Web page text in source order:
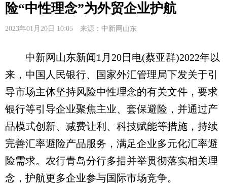
险“中性理念”为外贸企业护航
2023年01月20日 10:05 来源：中新网山东
中新网山东新闻1月20日电(蔡亚群)2022年以
来，中国人民银行、国家外汇管理局下发关于引
导市场主体坚持风险中性理念的有关文件，要求
银行等引导企业聚焦主业、套保避险，并通过产
品模式创新、减费让利、科技赋能等措施，持续
完善汇率避险产品服务，满足企业多元化汇率避
险需求。农行青岛分行多措并举贯彻落实相关理
念，护航更多企业参与国际市场竞争。